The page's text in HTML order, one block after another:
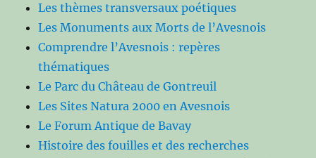
Les thèmes transversaux poétiques
Les Monuments aux Morts de l’Avesnois
Comprendre l’Avesnois : repères
thématiques
Le Parc du Château de Gontreuil
Les Sites Natura 2000 en Avesnois
Le Forum Antique de Bavay
Histoire des fouilles et des recherches